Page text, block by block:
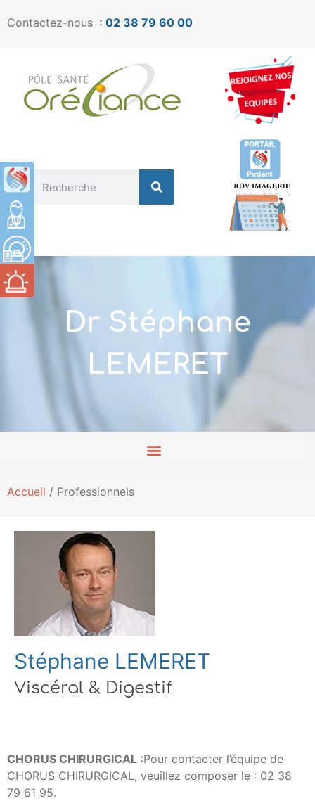
Contactez-nous : 02 38 79 60 00
Dr Stéphane
LEMERET
Accueil / Professionnels
Stéphane LEMERET
Viscéral & Digestif
CHORUS CHIRURGICAL :Pour contacter l’équipe de
CHORUS CHIRURGICAL, veuillez composer le : 02 38
79 61 95.